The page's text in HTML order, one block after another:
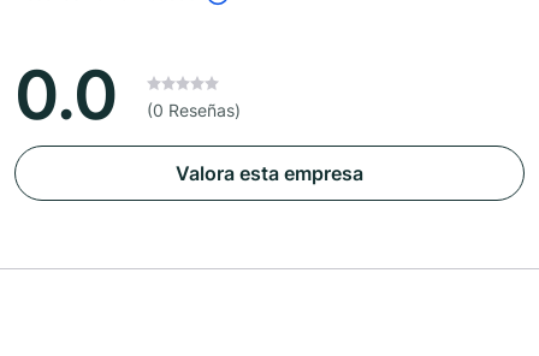
0.0 (0 Reseñas)
Valora esta empresa